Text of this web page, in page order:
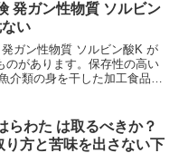
発ガン性物質 ソルビン
い
ガン性物質 ソルビン酸K が
のがあります。保存性の高い
介類の身を干した加工食品
って作られます。製法は、昔
（天日...
らわた は取るべきか？
り方と苦味を出さない下